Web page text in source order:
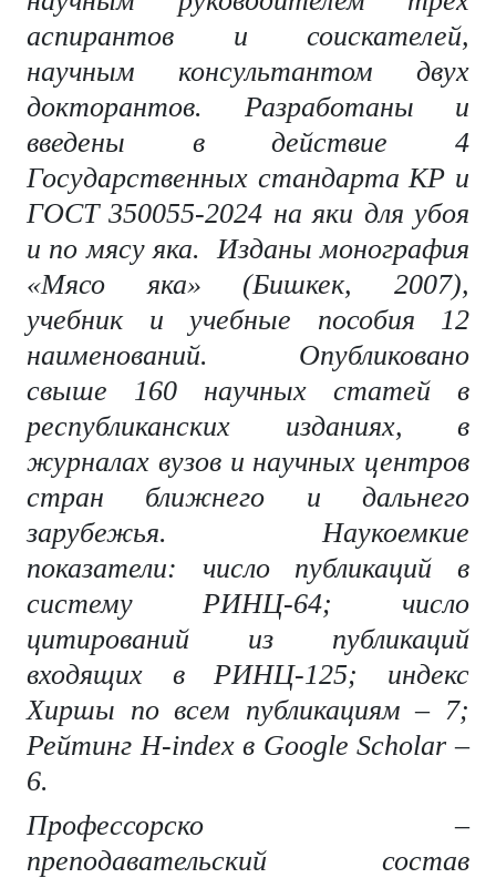
аспирантов и соискателей,
научным консультантом двух
докторантов. Разработаны и
введены в действие 4
Государственных стандарта КР и
ГОСТ 350055-2024 на яки для убоя
и по мясу яка.
Изданы монография
«Мясо яка» (Бишкек, 2007),
учебник и учебные пособия 12
наименований. Опубликовано
свыше 160 научных статей в
республиканских изданиях, в
журналах вузов и научных центров
стран ближнего и дальнего
зарубежья. Наукоемкие
показатели: число публикаций в
систему РИНЦ-64; число
цитирований из публикаций
входящих в РИНЦ-125; индекс
Хиршы по всем публикациям – 7;
Рейтинг H-indexв Google Scholar –
6.
Профессорско –
преподавательский состав